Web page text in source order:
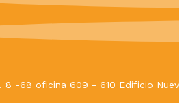
8 -68 oficina 609 - 610 Edificio